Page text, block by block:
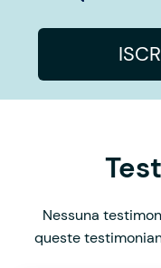
Nessuna
queste